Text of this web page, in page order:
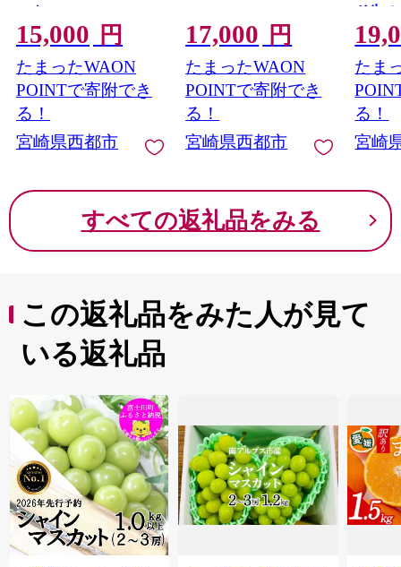
ック＜8-10a＞
15,000 円
たまったWAON
POINTで寄附でき
る！
宮崎県西都市
17,000 円
たまったWAON
POINTで寄附でき
る！
宮崎県西都市
ド牛
理大
15b＞
たま
る！
宮崎
すべての返礼品をみる
この返礼品をみた人が見て
いる返礼品